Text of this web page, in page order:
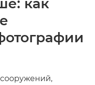
как